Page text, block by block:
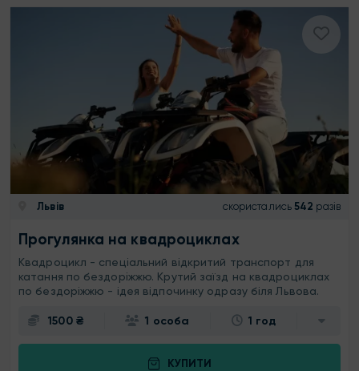
Львів скористались 542 разів
Прогулянка на квадроциклах
Квадроцикл - спеціальний відкритий транспорт для
катання по бездоріжжю. Крутий заїзд на квадроциклах
по бездоріжжю - ідея відпочинку одразу біля Львова.
1500 ₴ 1 особа 1 год
КУПИТИ